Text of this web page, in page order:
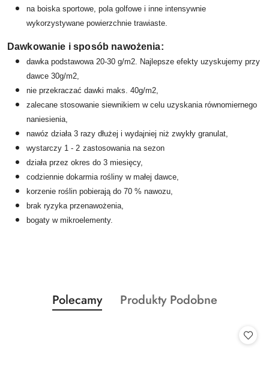
na boiska sportowe, pola golfowe i inne intensywnie
wykorzystywane powierzchnie trawiaste.
Dawkowanie i sposób nawożenia:
dawka podstawowa 20-30 g/m2. Najlepsze efekty uzyskujemy przy
dawce 30g/m2,
nie przekraczać dawki maks. 40g/m2,
zalecane stosowanie siewnikiem w celu uzyskania równomiernego
naniesienia,
nawóz działa 3 razy dłużej i wydajniej niż zwykły granulat,
wystarczy 1 - 2 zastosowania na sezon
działa przez okres do 3 miesięcy,
codziennie dokarmia rośliny w małej dawce,
korzenie roślin pobierają do 70 % nawozu,
brak ryzyka przenawożenia,
bogaty w mikroelementy.
Pomiń karuzelę produktów
Produkty
o
Polecamy
Produkty
Produkty Podobne